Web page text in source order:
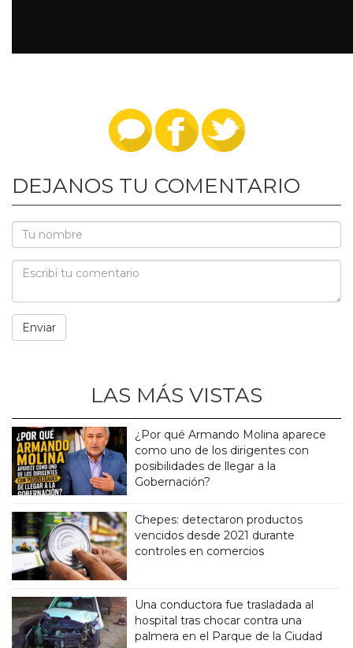
DEJANOS TU COMENTARIO
LAS MÁS VISTAS
¿Por qué Armando Molina aparece
como uno de los dirigentes con
posibilidades de llegar a la
Gobernación?
Chepes: detectaron productos
vencidos desde 2021 durante
controles en comercios
Una conductora fue trasladada al
hospital tras chocar contra una
palmera en el Parque de la Ciudad